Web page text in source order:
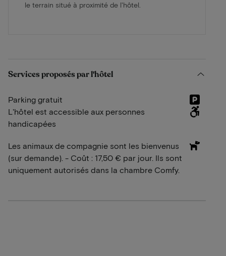
le terrain situé à proximité de l'hôtel.
Services proposés par l'hôtel
Parking gratuit
L'hôtel est accessible aux personnes
handicapées
Les animaux de compagnie sont les bienvenus
(sur demande). - Coût : 17,50 € par jour. Ils sont
uniquement autorisés dans la chambre Comfy.